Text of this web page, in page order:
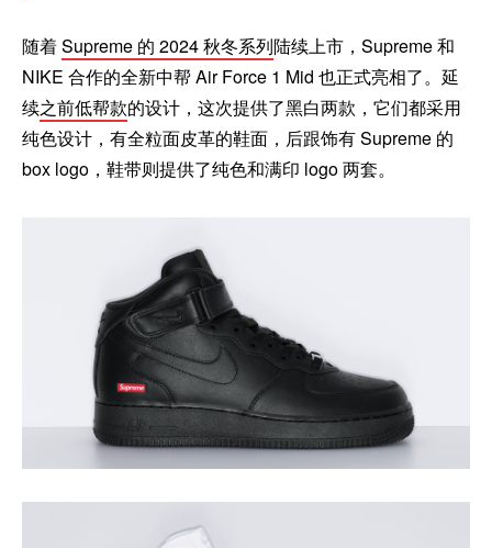
随着Supreme 的 2024 秋冬系列陆续上市，Supreme 和
NIKE 合作的全新中帮 Air Force 1 Mid 也正式亮相了。延
续之前低帮款的设计，这次提供了黑白两款，它们都采用
纯色设计，有全粒面皮革的鞋面，后跟饰有 Supreme 的
box logo，鞋带则提供了纯色和满印 logo 两套。